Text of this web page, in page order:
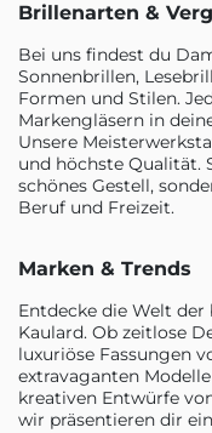
Brillenarten &
Bei uns findest du
Sonnenbrillen,
Formen und Stilen.
Markengläsern in
Unsere
und höchste Qualität.
schönes Gestell,
Beruf und Freizeit.
Marken & Trends
Entdecke die Welt
Kaulard. Ob zeitlose
luxuriöse Fassungen
extravaganten
kreativen Entwürfe
wir präsentieren dir